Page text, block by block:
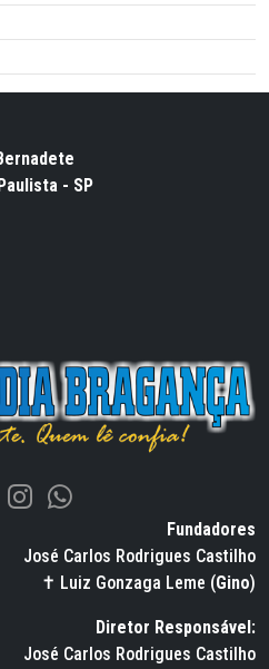
- SP
Fundadores
José Carlos Rodrigues Castilho
✝ Luiz Gonzaga Leme (Gino)
Diretor Responsável:
José Carlos Rodrigues Castilho